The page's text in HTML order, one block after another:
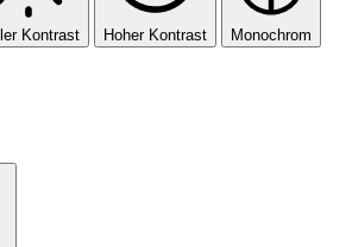
Kontrast Hoher Kontrast Monochrom